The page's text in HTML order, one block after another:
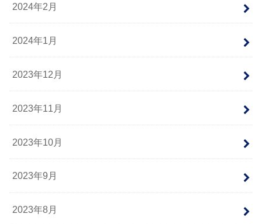
2024年2月
2024年1月
2023年12月
2023年11月
2023年10月
2023年9月
2023年8月